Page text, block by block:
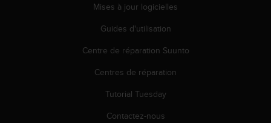
Mises à jour logicielles
Guides d'utilisation
Centre de réparation Suunto
Centres de réparation
Tutorial Tuesday
Contactez-nous